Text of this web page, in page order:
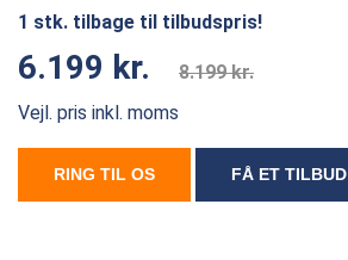
1 stk. tilbage til tilbudspris!
6.199 kr.
8.199 kr.
Vejl. pris inkl. moms
RING TIL OS FÅ ET TILBUD